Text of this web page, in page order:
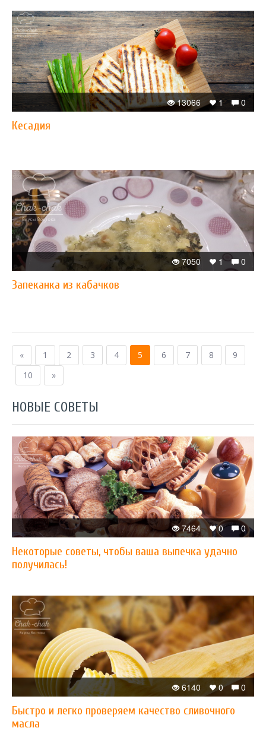
0
1
13066
Кесадия
0
1
7050
Запеканка из кабачков
« 1 2 3 4 5 6 7 8
9
10
»
НОВЫЕ СОВЕТЫ
0
0
7464
Некоторые советы, чтобы ваша выпечка удачно
получилась!
0
0
6140
Быстро и легко проверяем качество сливочного
масла